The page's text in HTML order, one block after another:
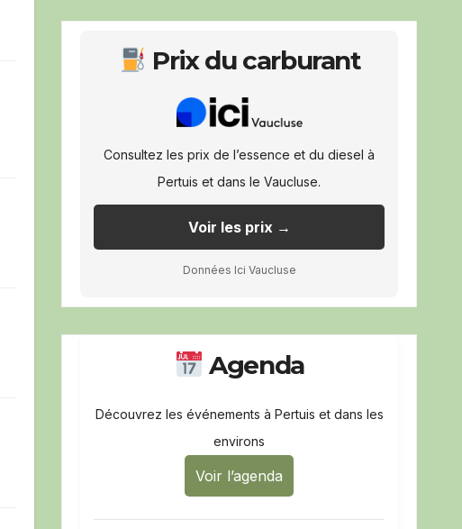
Prix du carburant
Consultez les prix de l’essence et du diesel à
Pertuis et dans le Vaucluse.
Voir les prix →
Données Ici Vaucluse
Agenda
Découvrez les événements à Pertuis et dans les
environs
Voir l’agenda